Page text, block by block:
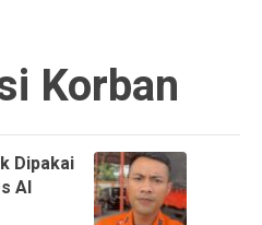
Korban
Dipakai
Al